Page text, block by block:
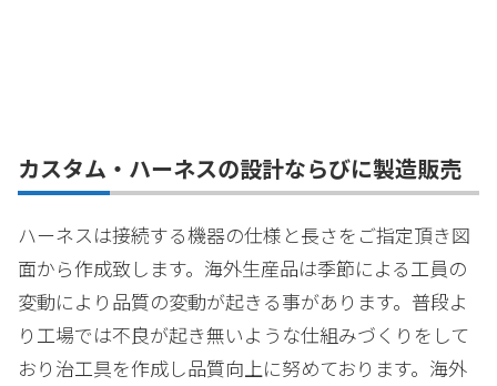
カスタム・ハーネスの設計ならびに製造販売
ハーネスは接続する機器の仕様と長さをご指定頂き図
面から作成致します。海外生産品は季節による工員の
変動により品質の変動が起きる事があります。普段よ
り工場では不良が起き無いような仕組みづくりをして
おり治工具を作成し品質向上に努めております。海外